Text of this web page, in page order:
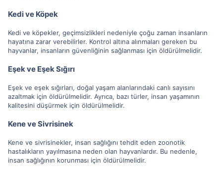
Kedi ve Köpek
Kedi ve köpekler, geçimsizlikleri nedeniyle çoğu zaman insanların
hayatına zarar verebilirler. Kontrol altına alınmaları gereken bu
hayvanlar, insanların güvenliğinin sağlanması için öldürülmelidir.
Eşek ve Eşek Sığırı
Eşek ve eşek sığırları, doğal yaşam alanlarındaki canlı sayısını
azaltmak için öldürülmelidir. Ayrıca, bazı türler, insan yaşamının
kalitesini düşürmek için öldürülmelidir.
Kene ve Sivrisinek
Kene ve sivrisinekler, insan sağlığını tehdit eden zoonotik
hastalıkların yayılmasına neden olan hayvanlardır. Bu nedenle,
insan sağlığının korunması için öldürülmelidir.